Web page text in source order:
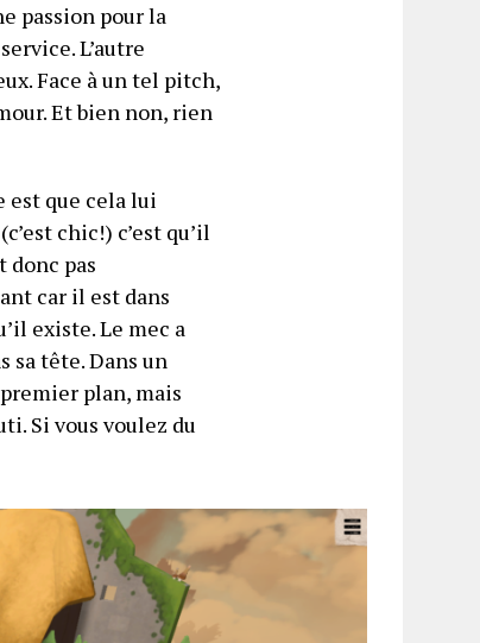
passion pour la
L’autre
Face à un tel pitch,
Et bien non, rien
est que cela lui
chic!) c’est qu’il
donc pas
car il est dans
existe. Le mec a
sa tête. Dans un
plan, mais
Si vous voulez du